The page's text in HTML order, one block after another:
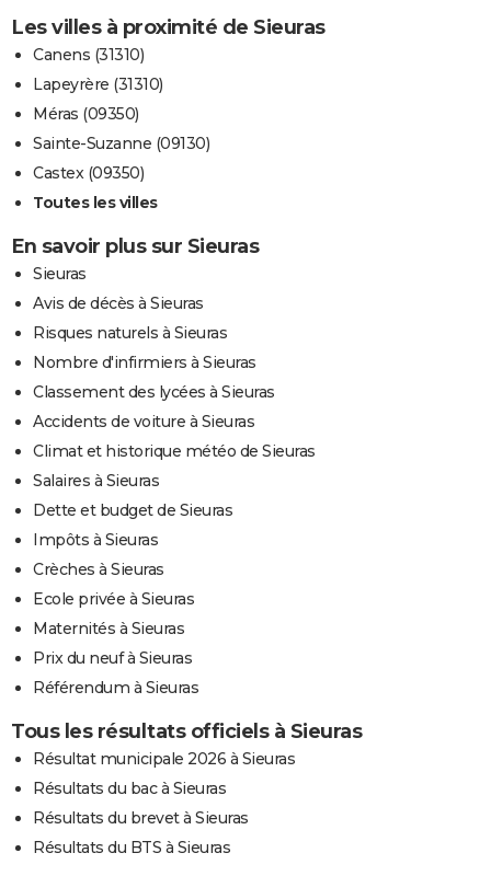
Les villes à proximité de Sieuras
Canens (31310)
Lapeyrère (31310)
Méras (09350)
Sainte-Suzanne (09130)
Castex (09350)
Toutes les villes
En savoir plus sur Sieuras
Sieuras
Avis de décès à Sieuras
Risques naturels à Sieuras
Nombre d'infirmiers à Sieuras
Classement des lycées à Sieuras
Accidents de voiture à Sieuras
Climat et historique météo de Sieuras
Salaires à Sieuras
Dette et budget de Sieuras
Impôts à Sieuras
Crèches à Sieuras
Ecole privée à Sieuras
Maternités à Sieuras
Prix du neuf à Sieuras
Référendum à Sieuras
Tous les résultats officiels à Sieuras
Résultat municipale 2026 à Sieuras
Résultats du bac à Sieuras
Résultats du brevet à Sieuras
Résultats du BTS à Sieuras